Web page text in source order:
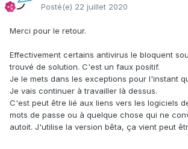
Posté(e) 22 juillet 2020
Merci pour le retour.
Effectivement certains antivirus le bloquent
trouvé de solution. C'est un faux positif.
Je le mets dans les exceptions pour l'instant
Je vais continuer à travailler là dessus.
C'est peut être lié aux liens vers les logiciels
mots de passe ou à quelque chose qui ne
autoit. J'utilise la version bêta, ça vient peut